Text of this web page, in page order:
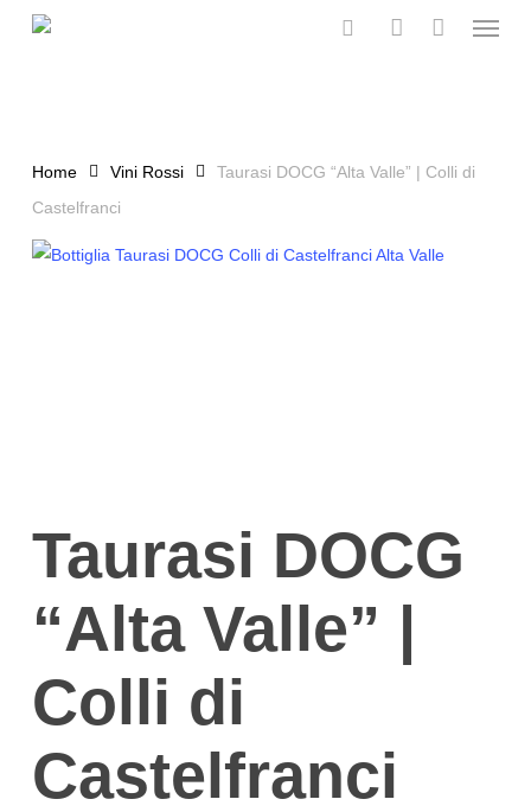
Menu
Home Vini Rossi
Taurasi DOCG “Alta Valle” | Colli di
Castelfranci
Taurasi DOCG
“Alta Valle” |
Colli di
Castelfranci